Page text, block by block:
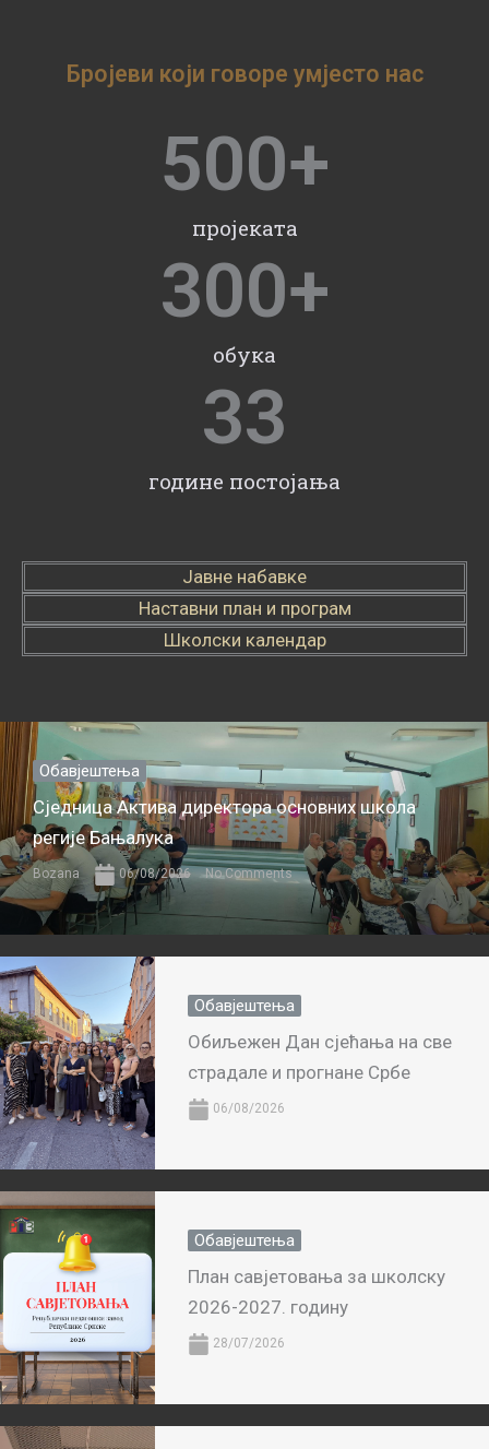
Бројеви који говоре умјесто нас
пројеката
500+
обука
300+
године постојања
33
Јавне набавке
Наставни план и програм
Школски календар
Обавјештења
Сједница Актива директора основних школа
регије Бањалука
Bozana 06/08/2026 No Comments
Обавјештења
Обиљежен Дан сјећања на све
страдале и прогнане Србе
06/08/2026
Обавјештења
План савјетовања за школску
2026-2027. годину
28/07/2026